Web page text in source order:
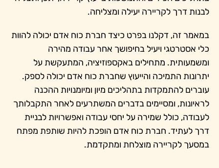
לבנות דרך לקריירה יעילה ומצליחה.
במאמר זה, דקלנו בפרט כיצד חברת כוח אדם יכולה להוות
כלי אסטרטגי ויעיל בחיפושך אחר עבודה מהירה
ומשמעותית. מתחילים באקספוזיציה, המתעקשת על
יתרונות התמיכה והייעוץ שחברת כוח אדם יכולה לספק.
עוברים להתמקדות בתהליכים מיון ומיומנויות ההכנה
לראיונות, ומסיימים בדברים המשתרעים לאחר התקבלותך
לעבודה, כולל שמירה על יחסי עבודה ואפשרויות לבניית
דרך לעתיד. חברת כוח אדם הופכת להיות שותפת מפתח
במסעך לקריירה מוצלחת ומתקדמת.